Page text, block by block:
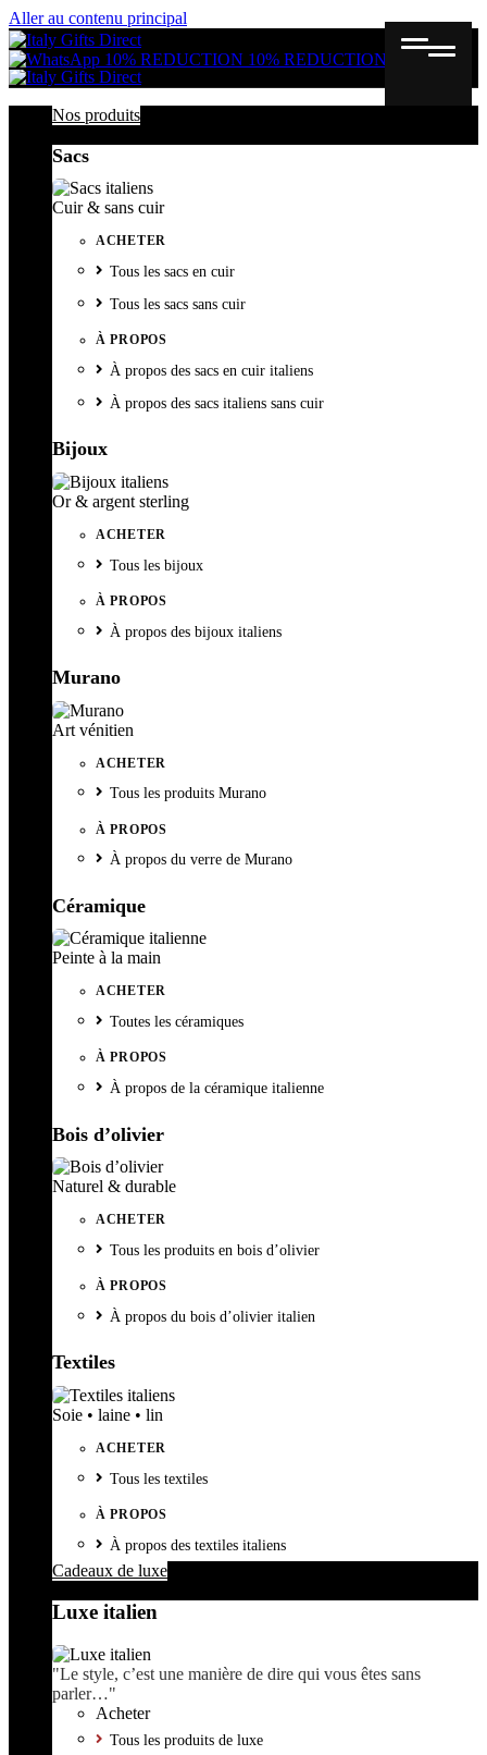
Aller au contenu principal
10% REDUCTION 10% REDUCTION
Nos produits
Sacs
Cuir & sans cuir
ACHETER
Tous les sacs en cuir
Tous les sacs sans cuir
À PROPOS
À propos des sacs en cuir italiens
À propos des sacs italiens sans cuir
Bijoux
Or & argent sterling
ACHETER
Tous les bijoux
À PROPOS
À propos des bijoux italiens
Murano
Art vénitien
ACHETER
Tous les produits Murano
À PROPOS
À propos du verre de Murano
Céramique
Peinte à la main
ACHETER
Toutes les céramiques
À PROPOS
À propos de la céramique italienne
Bois d’olivier
Naturel & durable
ACHETER
Tous les produits en bois d’olivier
À PROPOS
À propos du bois d’olivier italien
Textiles
Soie • laine • lin
ACHETER
Tous les textiles
À PROPOS
À propos des textiles italiens
Cadeaux de luxe
Luxe italien
"Le style, c’est une manière de dire qui vous êtes sans
parler…"
Acheter
Tous les produits de luxe